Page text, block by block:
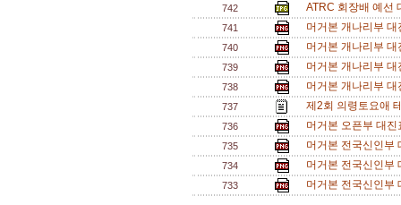
742 ATRC 회장배 예선
741 머거본 개나리부
740 머거본 개나리부
739 머거본 개나리부
738 머거본 개나리부
737 제2회 의령토요애
736 머거본 오픈부 대
735 머거본 전국신인
734 머거본 전국신인
733 머거본 전국신인